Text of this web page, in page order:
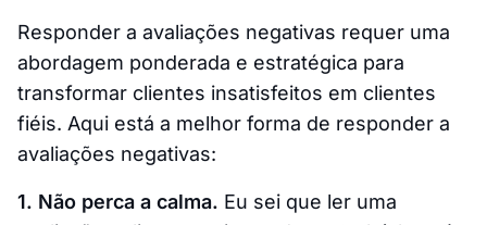
Responder a avaliações negativas requer uma
abordagem ponderada e estratégica para
transformar clientes insatisfeitos em clientes
fiéis. Aqui está a melhor forma de responder a
avaliações negativas:
1. Não perca a calma. Eu sei que ler uma